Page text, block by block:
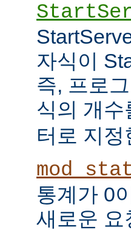
자식이
즉, 프로
식의 개수
터로 지
통계가 0
새로운 요